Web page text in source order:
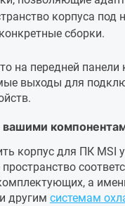
корпуса под
сборки.
на передней панели
выходы для
корпус для ПК MSI
а
другим системам